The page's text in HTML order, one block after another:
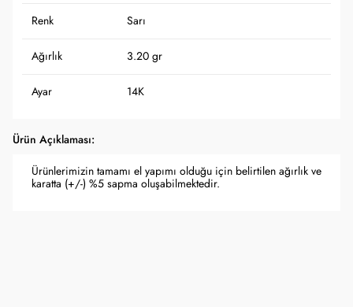
Renk Sarı
Ağırlık 3.20 gr
Ayar 14K
Ürün Açıklaması:
Ürünlerimizin tamamı el yapımı olduğu için belirtilen ağırlık ve
karatta (+/-) %5 sapma oluşabilmektedir.